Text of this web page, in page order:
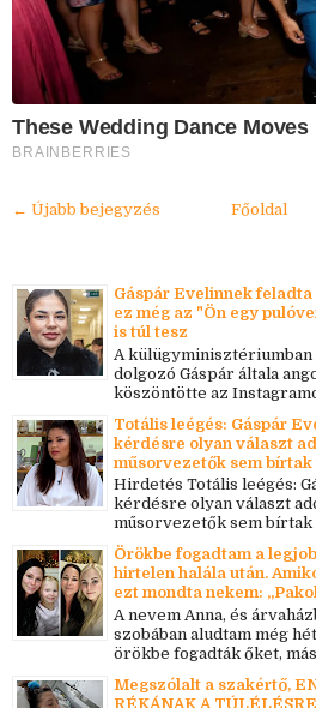
These Wedding Dance
BRAINBERRIES
← Újabb bejegyzés Főoldal
Gáspár Evelinnek
ez még az "Ön egy
is túl tesz
A
dolgozó Gáspár általa
köszöntötte az
Totális leégés: Gáspár
kérdésre olyan választ
műsorvezetők sem
Hirdetés Totális leégés:
kérdésre olyan választ
műsorvezetők sem bírtak
Örökbe fogadtam a
hirtelen halála után.
ezt mondta nekem:
A nevem Anna, és
szobában aludtam még
örökbe fogadták őket,
Megszólalt a szakértő,
RÉKÁNAK A